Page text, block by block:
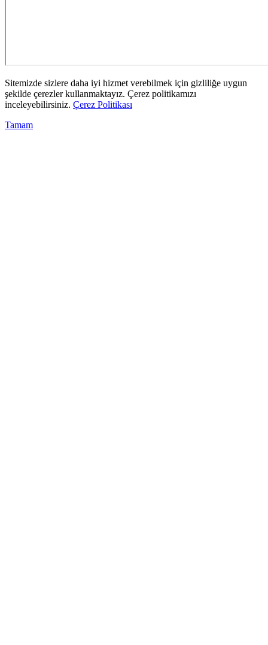
Sitemizde sizlere daha iyi hizmet verebilmek için gizliliğe uygun
şekilde çerezler kullanmaktayız. Çerez politikamızı
inceleyebilirsiniz. Çerez Politikası
Tamam